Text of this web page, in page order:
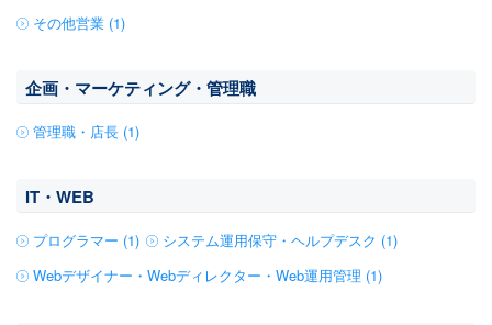
その他営業 (1)
企画・マーケティング・管理職
管理職・店長 (1)
IT・WEB
プログラマー (1)
システム運用保守・ヘルプデスク (1)
Webデザイナー・Webディレクター・Web運用管理 (1)